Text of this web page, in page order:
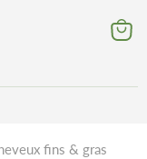
fins & gras